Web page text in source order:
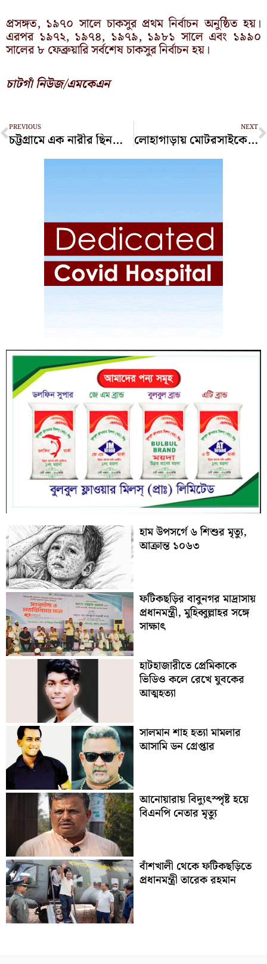
প্রসঙ্গত, ১৯৭০ সালে চাকসুর প্রথম নির্বাচন অনুষ্ঠিত হয়।
এরপর ১৯৭২, ১৯৭৪, ১৯৭৯, ১৯৮১ সালে এবং ১৯৯০
সালের ৮ ফেব্রুয়ারি সর্বশেষ চাকসুর নির্বাচন হয়।
চাটগাঁ নিউজ/এমকেএন
Prev
PREVIOUS
চট্টগ্রামে এক নারীর ছিনতাইকৃত চেইন উদ্ধার, গ্রেপ্তার ৩
NEXT
লোহাগাড়ায় মোটরসাইকেলের ধাক্কায় প্রাণ গেল বৃদ্ধার
হাম উপসর্গে ৬ শিশুর মৃত্যু,
আক্রান্ত ১০৬৩
ফটিকছড়ির বাবুনগর মাদ্রাসায়
প্রধানমন্ত্রী, মুহিব্বুল্লাহর সঙ্গে
সাক্ষাৎ
হাটহাজারীতে প্রেমিকাকে
ভিডিও কলে রেখে যুবকের
আত্মহত্যা
সালমান শাহ হত্যা মামলার
আসামি ডন গ্রেপ্তার
আনোয়ারায় বিদ্যুৎস্পৃষ্ট হয়ে
বিএনপি নেতার মৃত্যু
বাঁশখালী থেকে ফটিকছড়িতে
প্রধানমন্ত্রী তারেক রহমান